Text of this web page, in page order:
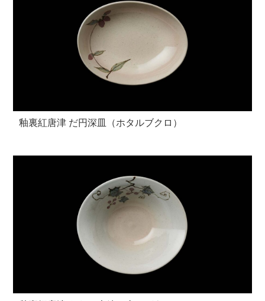
釉裏紅唐津 だ円深皿（ホタルブクロ）